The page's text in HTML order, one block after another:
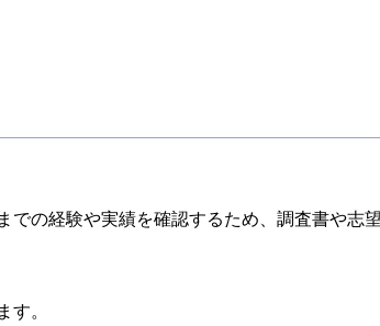
の経験や実績を確認するため、調査書や志
す。